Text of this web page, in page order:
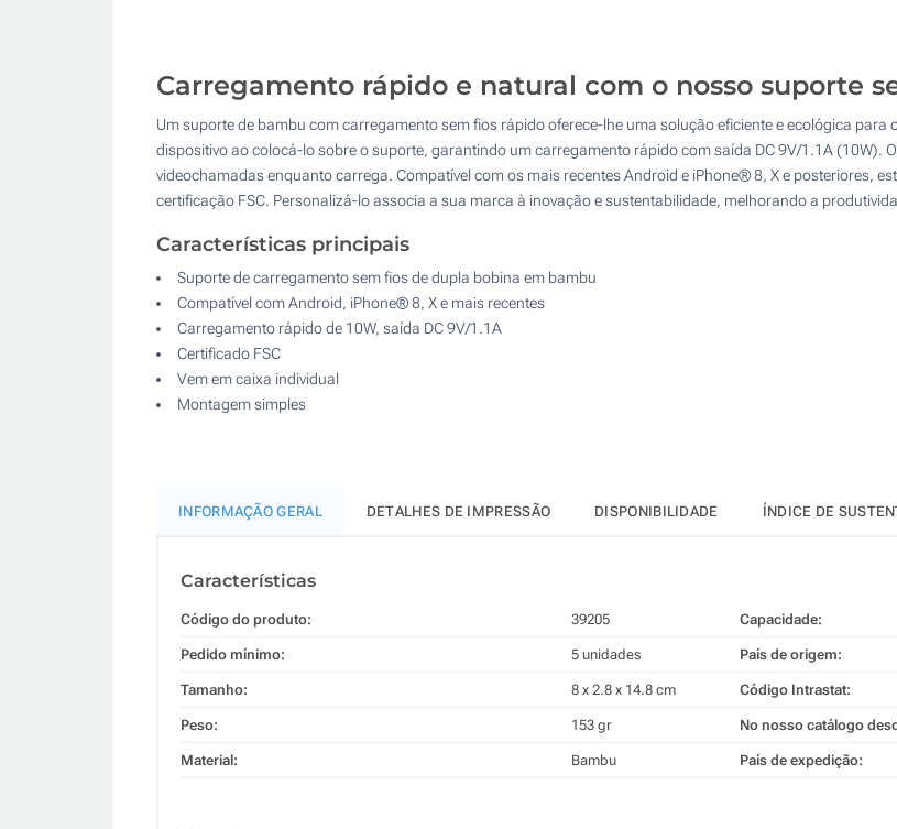
Gota de resina (Na frente)
Sem impressão
50
100
Outra :
Carregamento rápido e natural com o nosso suporte
Um suporte de bambu com carregamento sem fios rápido oferece-lhe uma solução eficiente e ecológica
dispositivo ao colocá-lo sobre o suporte, garantindo um carregamento rápido com saída DC 9V/1.1A (10W).
videochamadas enquanto carrega. Compatível com os mais recentes Android e iPhone® 8, X e posteriores,
certificação FSC. Personalizá-lo associa a sua marca à inovação e sustentabilidade, melhorando a
Características principais
Suporte de carregamento sem fios de dupla bobina em bambu
Compatível com Android, iPhone® 8, X e mais recentes
Carregamento rápido de 10W, saída DC 9V/1.1A
Certificado FSC
Vem em caixa individual
Montagem simples
INFORMAÇÃO GERAL DETALHES DE IMPRESSÃO DISPONIBILIDADE ÍNDICE DE
Características
Código do produto: 39205
Pedido mínimo: 5 unidades
Tamanho: 8 x 2.8 x 14.8 cm
Peso: 153 gr
Material: Bambu
Capacidade:
País de origem:
Código Intrastat:
No nosso catálogo
País de expedição: